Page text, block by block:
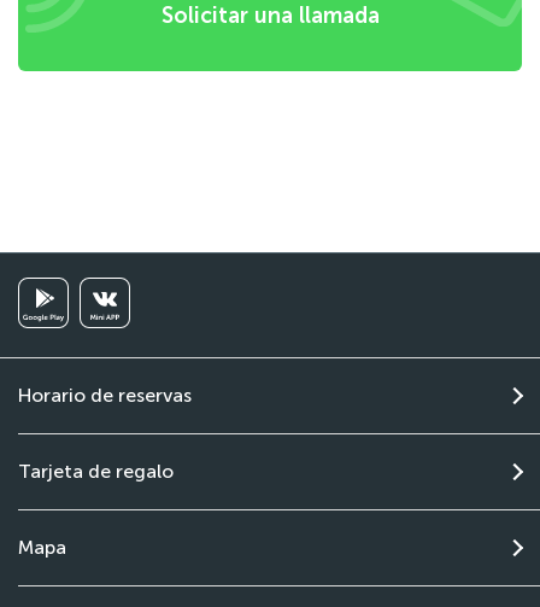
Solicitar una llamada
Horario de reservas
Tarjeta de regalo
Mapa